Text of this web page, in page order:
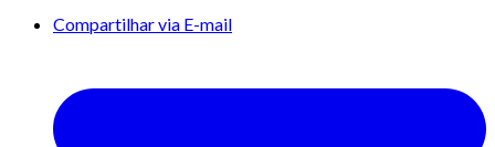
Compartilhar via E-mail